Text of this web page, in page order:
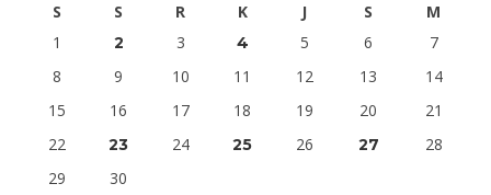
S
S R K J S
M
1
2 3 4 5 6
7
8
9 10 11 12 13
14
15
16 17 18 19 20
21
22
23 24 25 26 27
28
29
30